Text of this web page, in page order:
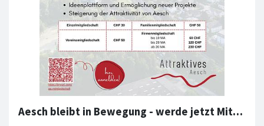
Aesch bleibt in Bewegung - werde jetzt Mitglied!